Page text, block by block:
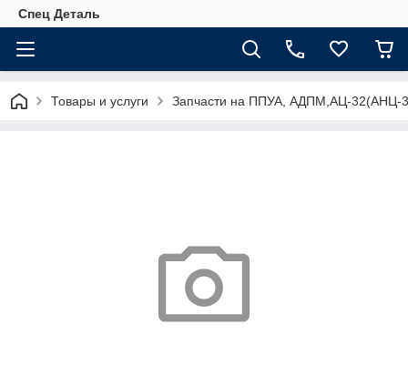
Спец Деталь
Товары и услуги Запчасти на ППУА, АДПМ,АЦ-32(АНЦ-